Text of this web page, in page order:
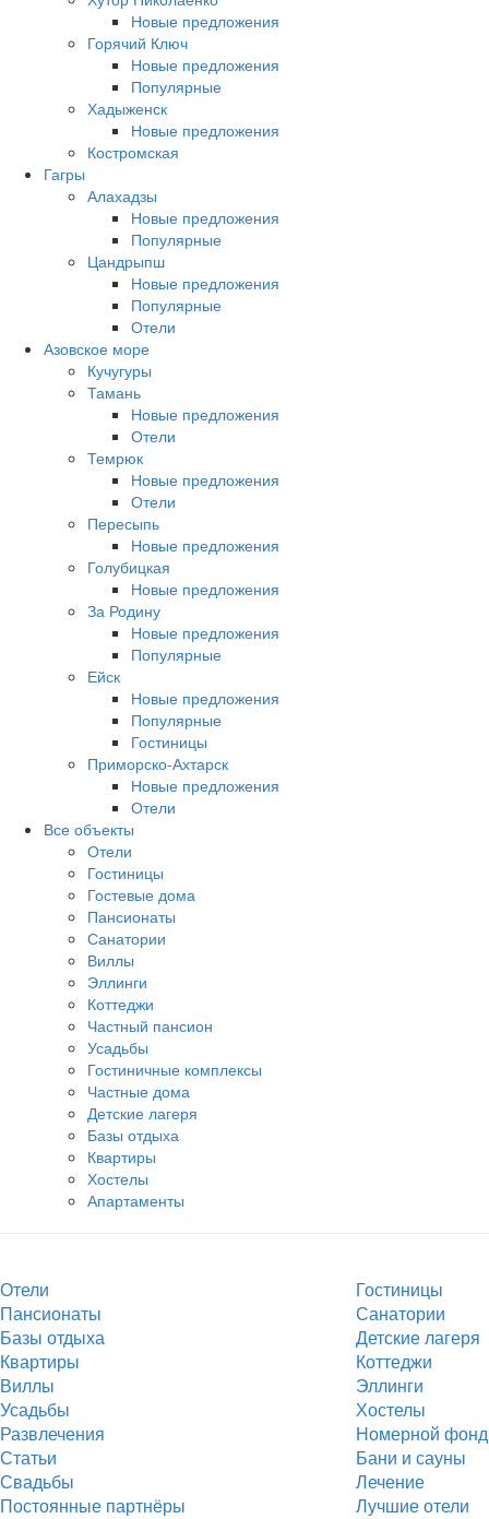
Новые предложения
Горячий Ключ
Новые предложения
Популярные
Хадыженск
Новые предложения
Костромская
Гагры
Алахадзы
Новые предложения
Популярные
Цандрыпш
Новые предложения
Популярные
Отели
Азовское море
Кучугуры
Тамань
Новые предложения
Отели
Темрюк
Новые предложения
Отели
Пересыпь
Новые предложения
Голубицкая
Новые предложения
За Родину
Новые предложения
Популярные
Ейск
Новые предложения
Популярные
Гостиницы
Приморско-Ахтарск
Новые предложения
Отели
Все объекты
Отели
Гостиницы
Гостевые дома
Пансионаты
Санатории
Виллы
Эллинги
Коттеджи
Частный пансион
Усадьбы
Гостиничные комплексы
Частные дома
Детские лагеря
Базы отдыха
Квартиры
Хостелы
Апартаменты
Отели
Гостиницы
Пансионаты
Санатории
Базы отдыха
Детские лагеря
Квартиры
Коттеджи
Виллы
Эллинги
Усадьбы
Хостелы
Развлечения
Номерной фонд
Статьи
Бани и сауны
Свадьбы
Лечение
Постоянные партнёры
Лучшие отели